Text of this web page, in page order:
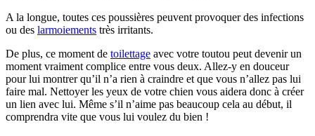
A la longue, toutes ces poussières peuvent provoquer des infections
ou des larmoiements très irritants.
De plus, ce moment de toilettage avec votre toutou peut devenir un
moment vraiment complice entre vous deux. Allez-y en douceur
pour lui montrer qu’il n’a rien à craindre et que vous n’allez pas lui
faire mal. Nettoyer les yeux de votre chien vous aidera donc à créer
un lien avec lui. Même s’il n’aime pas beaucoup cela au début, il
comprendra vite que vous lui voulez du bien !